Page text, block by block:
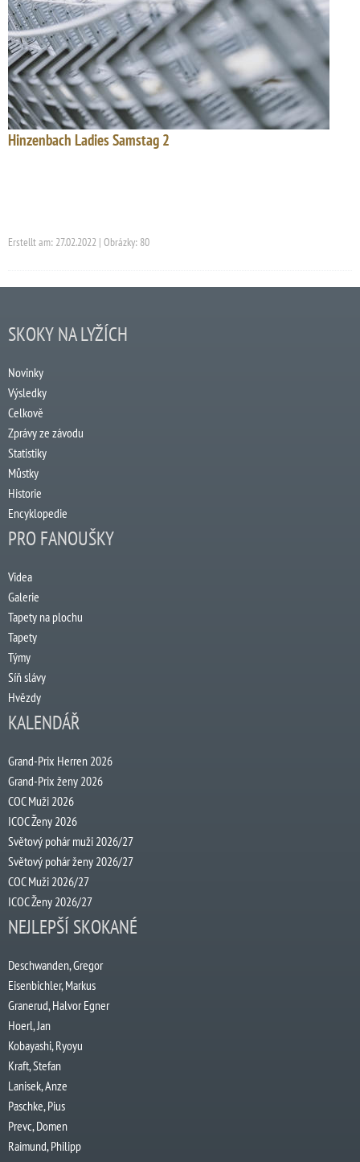
Hinzenbach Ladies Samstag 2
Erstellt am: 27.02.2022 | Obrázky: 80
SKOKY NA LYŽÍCH
Novinky
Výsledky
Celkově
Zprávy ze závodu
Statistiky
Můstky
Historie
Encyklopedie
PRO FANOUŠKY
Videa
Galerie
Tapety na plochu
Tapety
Týmy
Síň slávy
Hvězdy
KALENDÁŘ
Grand-Prix Herren 2026
Grand-Prix ženy 2026
COC Muži 2026
ICOC Ženy 2026
Světový pohár muži 2026/27
Světový pohár ženy 2026/27
COC Muži 2026/27
ICOC Ženy 2026/27
NEJLEPŠÍ SKOKANÉ
Deschwanden, Gregor
Eisenbichler, Markus
Granerud, Halvor Egner
Hoerl, Jan
Kobayashi, Ryoyu
Kraft, Stefan
Lanisek, Anze
Paschke, Pius
Prevc, Domen
Raimund, Philipp